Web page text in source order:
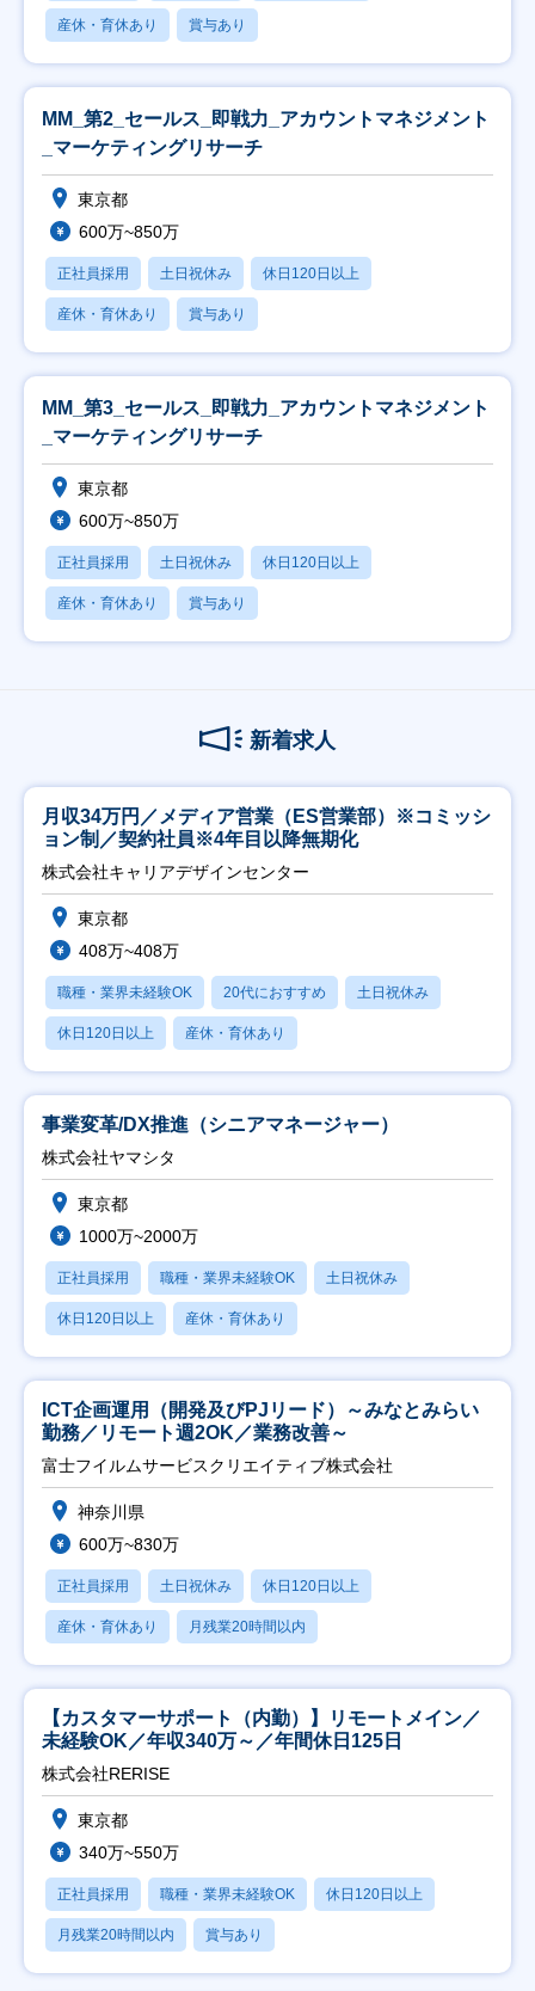
産休・育休あり 賞与あり
MM_第2_セールス_即戦力_アカウントマネジメント
_マーケティングリサーチ
東京都
600万~850万
正社員採用 土日祝休み 休日120日以上
産休・育休あり 賞与あり
MM_第3_セールス_即戦力_アカウントマネジメント
_マーケティングリサーチ
東京都
600万~850万
正社員採用 土日祝休み 休日120日以上
産休・育休あり 賞与あり
新着求人
月収34万円／メディア営業（ES営業部）※コミッシ
ョン制／契約社員※4年目以降無期化
株式会社キャリアデザインセンター
東京都
408万~408万
職種・業界未経験OK 20代におすすめ 土日祝休み
休日120日以上 産休・育休あり
事業変革/DX推進（シニアマネージャー）
株式会社ヤマシタ
東京都
1000万~2000万
正社員採用 職種・業界未経験OK 土日祝休み
休日120日以上 産休・育休あり
ICT企画運用（開発及びPJリード）～みなとみらい
勤務／リモート週2OK／業務改善～
富士フイルムサービスクリエイティブ株式会社
神奈川県
600万~830万
正社員採用 土日祝休み 休日120日以上
産休・育休あり 月残業20時間以内
【カスタマーサポート（内勤）】リモートメイン／
未経験OK／年収340万～／年間休日125日
株式会社RERISE
東京都
340万~550万
正社員採用 職種・業界未経験OK 休日120日以上
月残業20時間以内 賞与あり